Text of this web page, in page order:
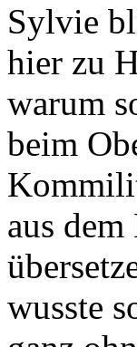
Sylvie
hier zu
warum
beim
aus
wusste